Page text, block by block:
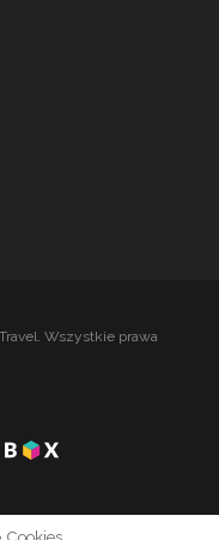
Wszystkie prawa
Cookies